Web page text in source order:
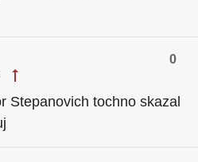
0
Stepanovich tochno skazal